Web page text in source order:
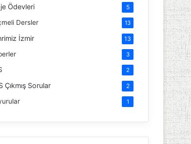
Ödevleri 5
Dersler 13
İzmir 13
3
2
Çıkmış Sorular 2
1